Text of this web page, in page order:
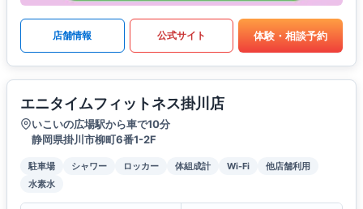
店舗情報 公式サイト 体験・相談予約
エニタイムフィットネス掛川店
いこいの広場駅から車で10分
静岡県掛川市柳町6番1-2F
駐車場 シャワー ロッカー 体組成計 Wi-Fi
他店舗利用
水素水